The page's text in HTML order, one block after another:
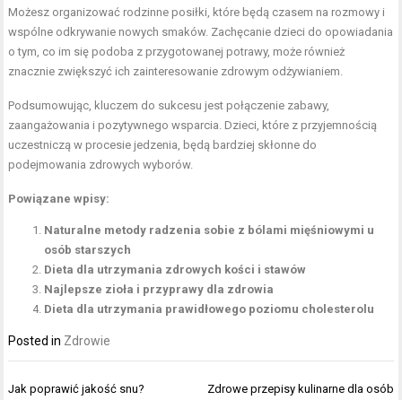
Możesz organizować rodzinne posiłki, które będą czasem na rozmowy i
wspólne odkrywanie nowych smaków. Zachęcanie dzieci do opowiadania
o tym, co im się podoba z przygotowanej potrawy, może również
znacznie zwiększyć ich zainteresowanie zdrowym odżywianiem.
Podsumowując, kluczem do sukcesu jest połączenie zabawy,
zaangażowania i pozytywnego wsparcia. Dzieci, które z przyjemnością
uczestniczą w procesie jedzenia, będą bardziej skłonne do
podejmowania zdrowych wyborów.
Powiązane wpisy:
Naturalne metody radzenia sobie z bólami mięśniowymi u
osób starszych
Dieta dla utrzymania zdrowych kości i stawów
Najlepsze zioła i przyprawy dla zdrowia
Dieta dla utrzymania prawidłowego poziomu cholesterolu
Posted in Zdrowie
Nawigacja
Jak poprawić jakość snu? Zdrowe przepisy kulinarne dla osób